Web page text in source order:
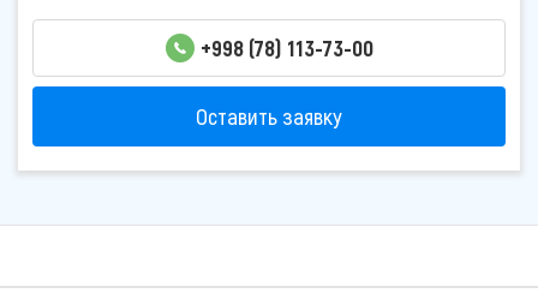
+998 (78) 113-73-00
Оставить заявку